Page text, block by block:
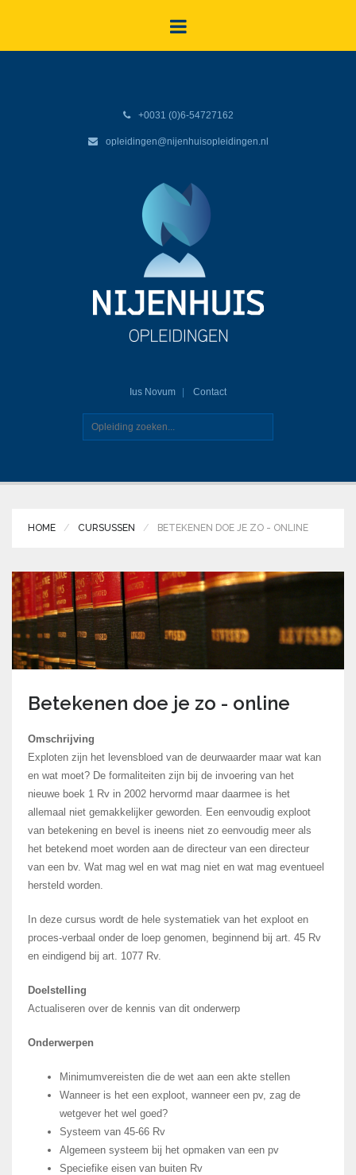
+0031 (0)6-54727162
opleidingen@nijenhuisopleidingen.nl
Ius Novum Contact
HOME CURSUSSEN BETEKENEN DOE JE ZO - ONLINE
Betekenen doe je zo - online
Omschrijving
Exploten zijn het levensbloed van de deurwaarder maar wat kan
en wat moet? De formaliteiten zijn bij de invoering van het
nieuwe boek 1 Rv in 2002 hervormd maar daarmee is het
allemaal niet gemakkelijker geworden. Een eenvoudig exploot
van betekening en bevel is ineens niet zo eenvoudig meer als
het betekend moet worden aan de directeur van een directeur
van een bv. Wat mag wel en wat mag niet en wat mag eventueel
hersteld worden.
In deze cursus wordt de hele systematiek van het exploot en
proces-verbaal onder de loep genomen, beginnend bij art. 45 Rv
en eindigend bij art. 1077 Rv.
Doelstelling
Actualiseren over de kennis van dit onderwerp
Onderwerpen
Minimumvereisten die de wet aan een akte stellen
Wanneer is het een exploot, wanneer een pv, zag de
wetgever het wel goed?
Systeem van 45-66 Rv
Algemeen systeem bij het opmaken van een pv
Speciefike eisen van buiten Rv